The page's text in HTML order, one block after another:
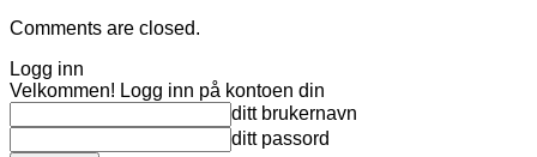
Comments are closed.
Logg inn
Velkommen! Logg inn på kontoen din
ditt brukernavn
ditt passord